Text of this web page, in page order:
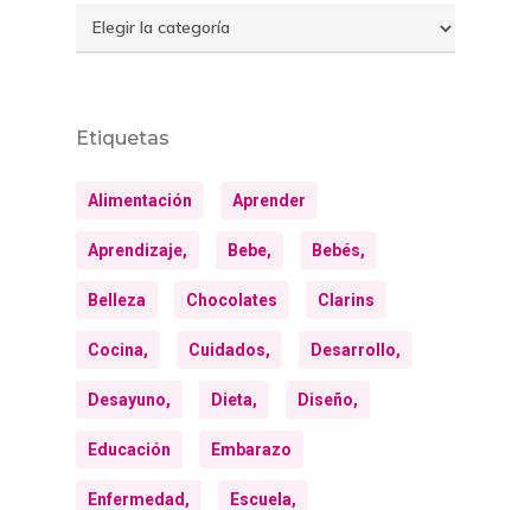
Temas
Etiquetas
Alimentación Aprender
Aprendizaje, Bebe, Bebés,
Belleza Chocolates Clarins
Cocina, Cuidados, Desarrollo,
Desayuno, Dieta, Diseño,
Educación Embarazo
Enfermedad, Escuela,